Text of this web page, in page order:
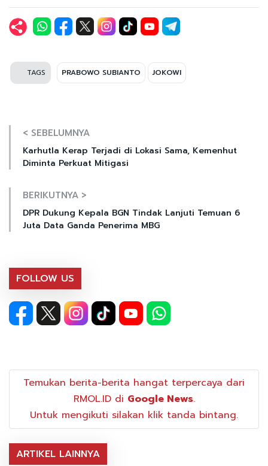
TAGS PRABOWO SUBIANTO JOKOWI
< SEBELUMNYA
Karhutla Kerap Terjadi di Lokasi Sama, Kemenhut
Diminta Perkuat Mitigasi
BERIKUTNYA >
DPR Dukung Kepala BGN Tindak Lanjuti Temuan 6
Juta Data Ganda Penerima MBG
FOLLOW US
Temukan berita-berita hangat terpercaya dari
RMOL.ID di Google News.
Untuk mengikuti silakan klik tanda bintang.
ARTIKEL LAINNYA